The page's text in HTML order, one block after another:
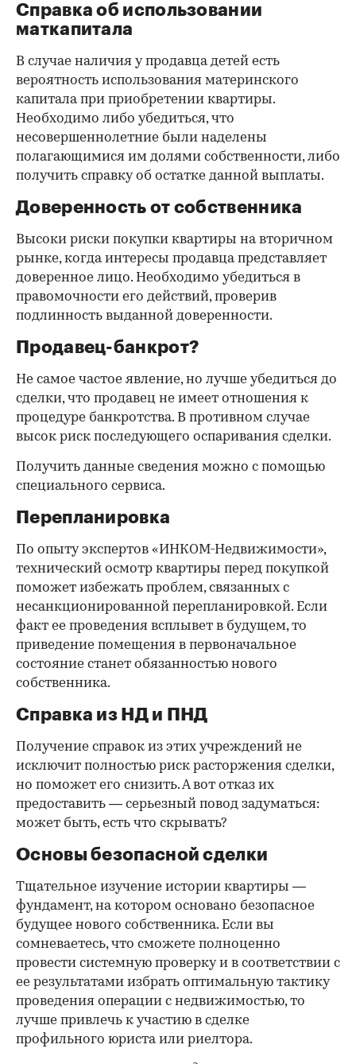
Справка об использовании
маткапитала
В случае наличия у продавца детей есть
вероятность использования материнского
капитала при приобретении квартиры.
Необходимо либо убедиться, что
несовершеннолетние были наделены
полагающимися им долями собственности, либо
получить справку об остатке данной выплаты.
Доверенность от собственника
Высоки риски покупки квартиры на вторичном
рынке, когда интересы продавца представляет
доверенное лицо. Необходимо убедиться в
правомочности его действий, проверив
подлинность выданной доверенности.
Продавец-банкрот?
Не самое частое явление, но лучше убедиться до
сделки, что продавец не имеет отношения к
процедуре банкротства. В противном случае
высок риск последующего оспаривания сделки.
Получить данные сведения можно с помощью
специального сервиса.
Перепланировка
По опыту экспертов «ИНКОМ-Недвижимости»,
технический осмотр квартиры перед покупкой
поможет избежать проблем, связанных с
несанкционированной перепланировкой. Если
факт ее проведения всплывет в будущем, то
приведение помещения в первоначальное
состояние станет обязанностью нового
собственника.
Справка из НД и ПНД
Получение справок из этих учреждений не
исключит полностью риск расторжения сделки,
но поможет его снизить. А вот отказ их
предоставить — серьезный повод задуматься:
может быть, есть что скрывать?
Основы безопасной сделки
Тщательное изучение истории квартиры —
фундамент, на котором основано безопасное
будущее нового собственника. Если вы
сомневаетесь, что сможете полноценно
провести системную проверку и в соответствии с
ее результатами избрать оптимальную тактику
проведения операции с недвижимостью, то
лучше привлечь к участию в сделке
профильного юриста или риелтора.